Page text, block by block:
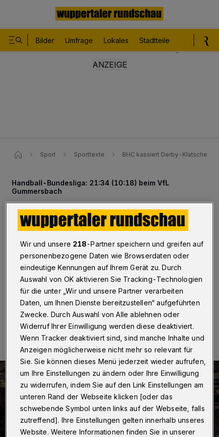
Bilder Umfrage Lokales Stadtteile
Sport Sporttexte BHC kassiert Derby-Klatsche
Handball-Bundesliga: 21:34 (10:18) beim VfL
Gummersbach
BHC kassiert Derby-Klatsche
Bundesligisten Bergischer HC wird es im Abstiegskampf
immer düsterer. Das Team von Trainer Sebastian Hinze
verlor am Samstagabend (5. Dezember 2015) das
Derby beim VfL Gummersbach mit 21:34 (10:18).
05.12.2015 , 19:28 Uhr Eine Minute Lesezeit
Wir und unsere 218-Partner speichern und greifen auf
personenbezogene Daten wie Browserdaten oder
eindeutige Kennungen auf Ihrem Gerät zu. Durch
Auswahl von OK aktivieren Sie Tracking-Technologien
für die unter „Wir und unsere Partner verarbeiten
Daten, um Ihnen Dienste bereitzustellen“ aufgeführten
Zwecke. Durch Auswahl von Alle ablehnen oder
Widerruf Ihrer Einwilligung werden diese deaktiviert.
Wenn Tracker deaktiviert sind, sind manche Inhalte und
Anzeigen möglicherweise nicht mehr so relevant für
Sie. Sie können dieses Menü jederzeit wieder aufrufen,
um Ihre Einstellungen zu ändern oder Ihre Einwilligung
zu widerrufen, indem Sie auf den Link Einstellungen am
unteren Rand der Webseite klicken [oder das
schwebende Symbol unten links auf der Webseite, falls
zutreffend]. Ihre Einstellungen gelten innerhalb unseres
Website. Weitere Informationen finden Sie in unserer